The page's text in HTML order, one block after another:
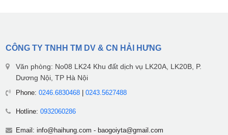
CÔNG TY TNHH TM DV & CN HẢI HƯNG
Văn phòng: No08 LK24 Khu đất dịch vụ LK20A, LK20B, P.
Dương Nội, TP Hà Nội
Phone: 0246.6830468| 0243.5627488
Hotline: 0932060286
Email: info@haihung.com - baogoiyta@gmail.com